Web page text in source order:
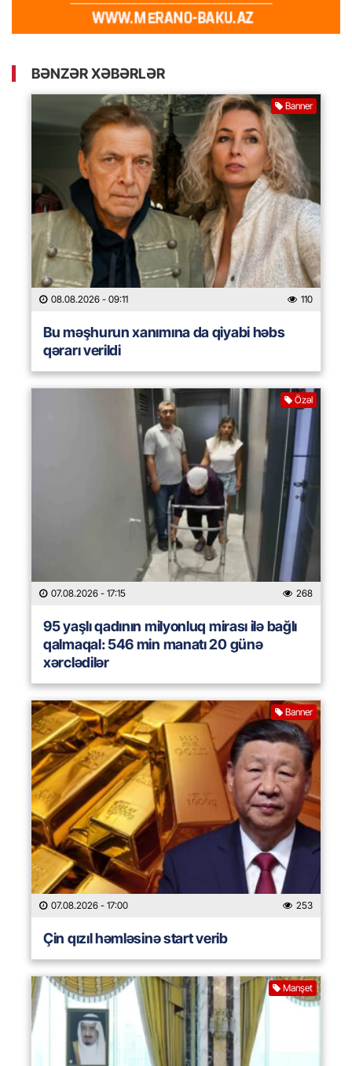
BƏNZƏR XƏBƏRLƏR
Banner
08.08.2026 - 09:11 110
Bu məşhurun xanımına da qiyabi həbs
qərarı verildi
Özəl
07.08.2026 - 17:15 268
95 yaşlı qadının milyonluq mirası ilə bağlı
qalmaqal: 546 min manatı 20 günə
xərclədilər
Banner
07.08.2026 - 17:00 253
Çin qızıl həmləsinə start verib
Manşet